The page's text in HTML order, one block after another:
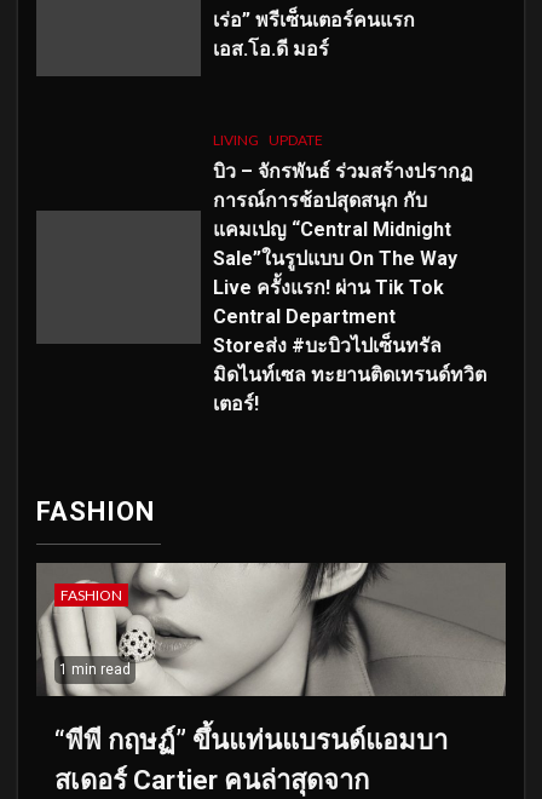
เร่อ” พรีเซ็นเตอร์คนแรก
เอส.โอ.ดี มอร์
LIVING UPDATE
บิว – จักรพันธ์ ร่วมสร้างปรากฏ
การณ์การช้อปสุดสนุก กับ
แคมเปญ “Central Midnight
Sale”ในรูปแบบ On The Way
Live ครั้งแรก! ผ่าน Tik Tok
Central Department
Storeส่ง #บะบิวไปเซ็นทรัล
มิดไนท์เซล ทะยานติดเทรนด์ทวิต
เตอร์!
FASHION
FASHION
1 min read
“พีพี กฤษฏ์” ขึ้นแท่นแบรนด์แอมบา
สเดอร์ Cartier คนล่าสุดจาก